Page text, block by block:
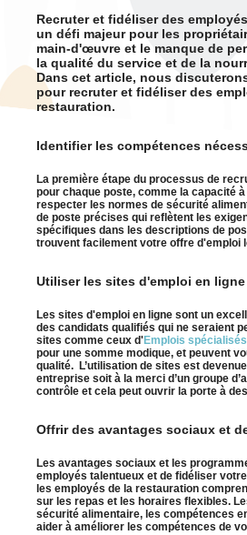
Recruter et fidéliser des
un défi majeur pour les
main-d'œuvre et le manque de
la qualité du service et de la
Dans cet article, nous
pour recruter et fidéliser des
restauration.
Identifier les compétences
La première étape du processus de
pour chaque poste, comme la capacité
respecter les normes de sécurité
de poste précises qui reflètent les
spécifiques dans les descriptions de
trouvent facilement votre offre d'emploi
Utiliser les sites d'emploi en
Les sites d'emploi en ligne sont un
des candidats qualifiés qui ne seraient
sites comme ceux d'Emplois spécialisés
pour une somme modique, et peuvent
qualité. L’utilisation de sites est
entreprise soit à la merci d’un groupe
contrôle et cela peut ouvrir la porte à
Offrir des avantages sociaux et
Les avantages sociaux et les
employés talentueux et de fidéliser
les employés de la restauration
sur les repas et les horaires flexibles.
sécurité alimentaire, les compétences
aider à améliorer les compétences de